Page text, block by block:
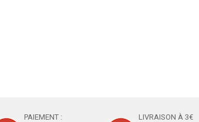
PAIEMENT : LIVRAISON À 3€